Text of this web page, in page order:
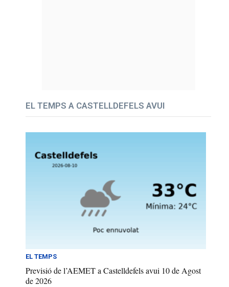
EL TEMPS A CASTELLDEFELS AVUI
EL TEMPS
Previsió de l’AEMET a Castelldefels avui 10 de Agost
de 2026